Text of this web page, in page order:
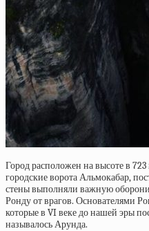
Город расположен на высоте в
городские ворота Альмокабар,
стены выполняли важную
Ронду от врагов. Основателями
которые в VI веке до нашей эры
называлось Арунда.